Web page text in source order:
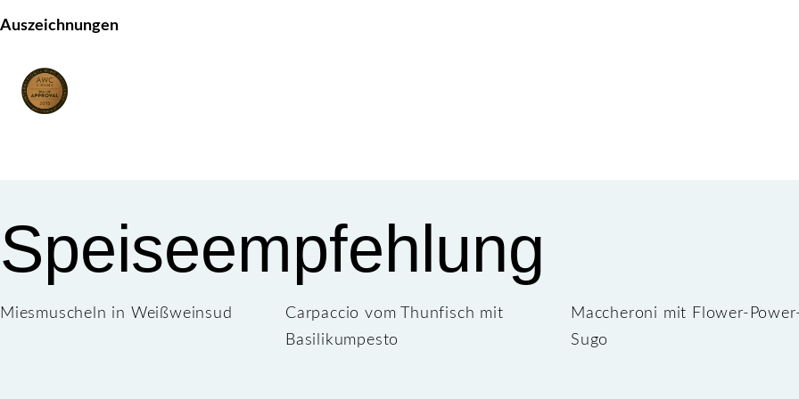
Auszeichnungen
Speiseempfehlung
Miesmuscheln in Weißweinsud
Carpaccio vom Thunfisch mit
Basilikumpesto
Maccheroni mit Flower-
Sugo